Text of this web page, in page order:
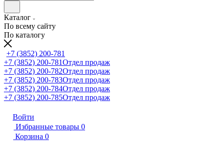
Каталог
По всему сайту
По каталогу
+7 (3852) 200-781
+7 (3852) 200-781Отдел продаж
+7 (3852) 200-782Отдел продаж
+7 (3852) 200-783Отдел продаж
+7 (3852) 200-784Отдел продаж
+7 (3852) 200-785Отдел продаж
Войти
Избранные товары 0
Корзина 0